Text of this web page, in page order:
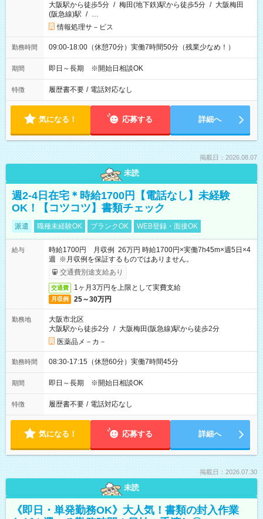
大阪駅から徒歩5分 / 梅田(地下鉄)駅から徒歩5分 / 大阪梅田
(阪急線)駅 / …
情報処理サ－ビス
勤務時間 09:00-18:00（休憩70分）実働7時間50分（残業少なめ！）
期間 即日～長期 ※開始日相談OK
特徴 履歴書不要 / 電話対応なし
気になる！ 応募する 詳細へ
掲載日：2026.08.07
未読
週2-4日在宅＊時給1700円【電話なし】未経験
OK！【コツコツ】書類チェック
派遣 職種未経験OK ブランクOK WEB登録・面接OK
給与
時給1700円 月収例 26万円 時給1700円×実働7h45m×週5日×4
週 ※月収例を保証するものではありません。
交通費別途支給あり
交通費 1ヶ月3万円を上限として実費支給
月収例 25～30万円
勤務地
大阪市北区
大阪駅から徒歩2分 / 大阪梅田(阪急線)駅から徒歩2分
医薬品メ－カ－
勤務時間 08:30-17:15（休憩60分）実働7時間45分
期間 即日～長期 ※開始日相談OK
特徴 履歴書不要 / 電話対応なし
気になる！ 応募する 詳細へ
掲載日：2026.07.30
未読
《即日・単発勤務OK》大人気！書類の封入作業